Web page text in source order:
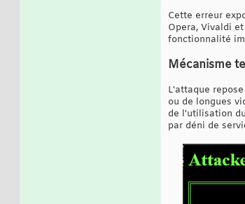
Cette erreur
Opera, Vivaldi
fonctionnalité
Mécanisme
L'attaque
ou de longues
de l'utilisation
par déni de